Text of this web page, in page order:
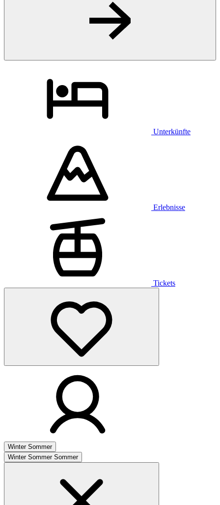
Unterkünfte
Erlebnisse
Tickets
Winter Sommer
Winter Sommer Sommer